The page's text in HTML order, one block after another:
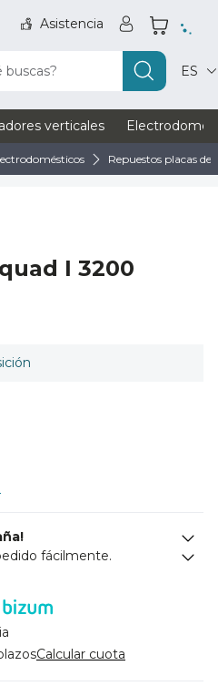
Asistencia
buscas? ES
verticales
Repuestos placas de
I 3200
fácilmente.
Calcular cuota